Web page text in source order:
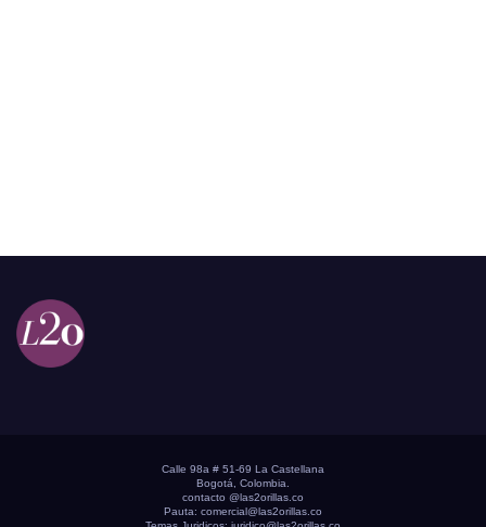
Calle 98a # 51-69 La Castellana
Bogotá, Colombia.
contacto @las2orillas.co
Pauta: comercial@las2orillas.co